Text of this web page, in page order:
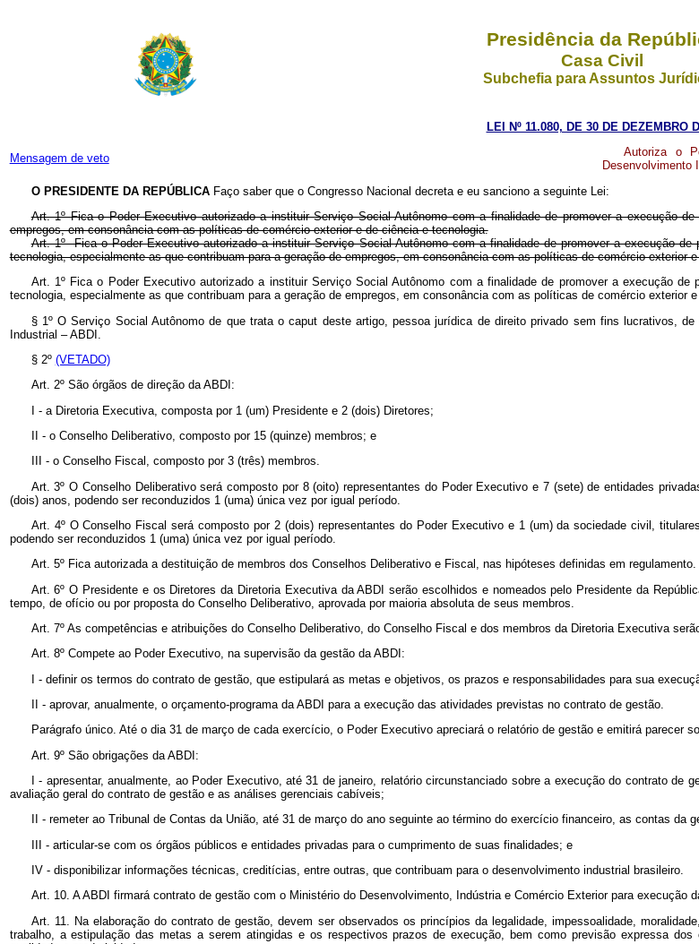
Presidência da
Casa Civil
Subchefia para Assuntos
LEI Nº 11.080, DE 30 DE DEZEMBRO
Mensagem de veto
Autoriza o
Desenvolvimento
O PRESIDENTE DA REPÚBLICA Faço saber que o Congresso Nacional decreta e eu sanciono a seguinte Lei:
Art. 1º Fica o Poder Executivo autorizado a instituir Serviço Social Autônomo com a finalidade de promover a execução
empregos, em consonância com as políticas de comércio exterior e de ciência e tecnologia.
Art. 1º Fica o Poder Executivo autorizado a instituir Serviço Social Autônomo com a finalidade de promover a execução
tecnologia, especialmente as que contribuam para a geração de empregos, em consonância com as políticas de comércio
Art. 1º Fica o Poder Executivo autorizado a instituir Serviço Social Autônomo com a finalidade de promover a execução
tecnologia, especialmente as que contribuam para a geração de empregos, em consonância com as políticas de comércio
§ 1º O Serviço Social Autônomo de que trata o caput deste artigo, pessoa jurídica de direito privado sem fins lucrativos,
Industrial – ABDI.
§ 2º (VETADO)
Art. 2º São órgãos de direção da ABDI:
I - a Diretoria Executiva, composta por 1 (um) Presidente e 2 (dois) Diretores;
II - o Conselho Deliberativo, composto por 15 (quinze) membros; e
III - o Conselho Fiscal, composto por 3 (três) membros.
Art. 3º O Conselho Deliberativo será composto por 8 (oito) representantes do Poder Executivo e 7 (sete) de entidades
(dois) anos, podendo ser reconduzidos 1 (uma) única vez por igual período.
Art. 4º O Conselho Fiscal será composto por 2 (dois) representantes do Poder Executivo e 1 (um) da sociedade civil,
podendo ser reconduzidos 1 (uma) única vez por igual período.
Art. 5º Fica autorizada a destituição de membros dos Conselhos Deliberativo e Fiscal, nas hipóteses definidas em regulamento.
Art. 6º O Presidente e os Diretores da Diretoria Executiva da ABDI serão escolhidos e nomeados pelo Presidente da
tempo, de ofício ou por proposta do Conselho Deliberativo, aprovada por maioria absoluta de seus membros.
Art. 7º As competências e atribuições do Conselho Deliberativo, do Conselho Fiscal e dos membros da Diretoria Executiva
Art. 8º Compete ao Poder Executivo, na supervisão da gestão da ABDI:
I - definir os termos do contrato de gestão, que estipulará as metas e objetivos, os prazos e responsabilidades para sua
II - aprovar, anualmente, o orçamento-programa da ABDI para a execução das atividades previstas no contrato de gestão.
Parágrafo único. Até o dia 31 de março de cada exercício, o Poder Executivo apreciará o relatório de gestão e emitirá parecer
Art. 9º São obrigações da ABDI:
I - apresentar, anualmente, ao Poder Executivo, até 31 de janeiro, relatório circunstanciado sobre a execução do contrato
avaliação geral do contrato de gestão e as análises gerenciais cabíveis;
II - remeter ao Tribunal de Contas da União, até 31 de março do ano seguinte ao término do exercício financeiro, as contas da
III - articular-se com os órgãos públicos e entidades privadas para o cumprimento de suas finalidades; e
IV - disponibilizar informações técnicas, creditícias, entre outras, que contribuam para o desenvolvimento industrial brasileiro.
Art. 10. A ABDI firmará contrato de gestão com o Ministério do Desenvolvimento, Indústria e Comércio Exterior para execução
Art. 11. Na elaboração do contrato de gestão, devem ser observados os princípios da legalidade, impessoalidade,
trabalho, a estipulação das metas a serem atingidas e os respectivos prazos de execução, bem como previsão expressa